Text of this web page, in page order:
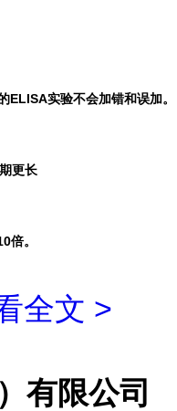
ELISA实验不会加错和误加。
更长
倍。
全文 >
有限公司